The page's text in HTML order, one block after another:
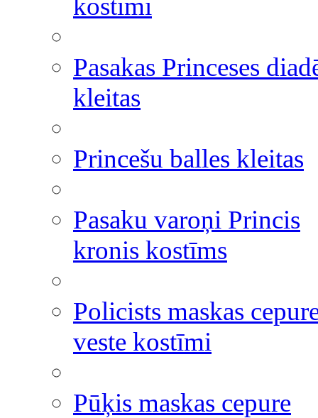
kostīmi
Pasakas Princeses
kleitas
Princešu balles kleitas
Pasaku varoņi Princis
kronis kostīms
Policists maskas
veste kostīmi
Pūķis maskas cepure